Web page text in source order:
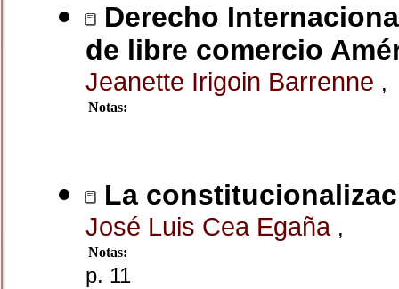
Derecho
de libre comercio
Jeanette Irigoin Barrenne ,
Notas:
La
José Luis Cea Egaña ,
Notas:
p. 11